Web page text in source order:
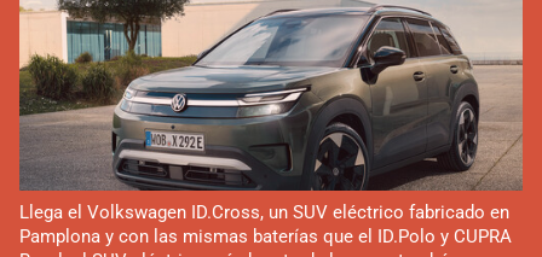
Llega el Volkswagen ID.Cross, un SUV eléctrico fabricado en
Pamplona y con las mismas baterías que el ID.Polo y CUPRA